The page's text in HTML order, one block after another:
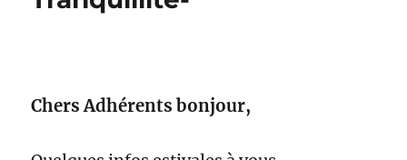
Chers Adhérents bonjour,